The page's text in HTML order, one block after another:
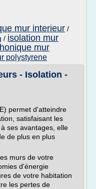
mur interieur /
/ isolation mur
mur
polystyrene
- Isolation -
permet d'atteindre
satisfaisant les
ses avantages, elle
de plus en plus
murs de votre
d'énergie
de votre habitation
les pertes de